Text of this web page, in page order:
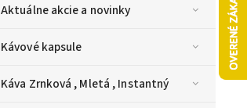
Aktuálne akcie a novinky
Kávové kapsule
Káva Zrnková , Mletá , Instantný